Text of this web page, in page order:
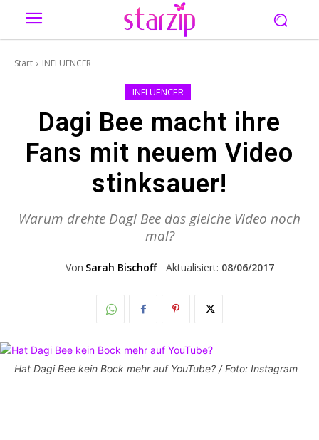
Start INFLUENCER
INFLUENCER
Dagi Bee macht ihre
Fans mit neuem Video
stinksauer!
Warum drehte Dagi Bee das gleiche Video noch
mal?
Von Sarah Bischoff Aktualisiert: 08/06/2017
Hat Dagi Bee kein Bock mehr auf YouTube? / Foto: Instagram